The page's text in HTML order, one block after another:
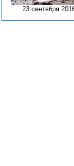
23 сентября